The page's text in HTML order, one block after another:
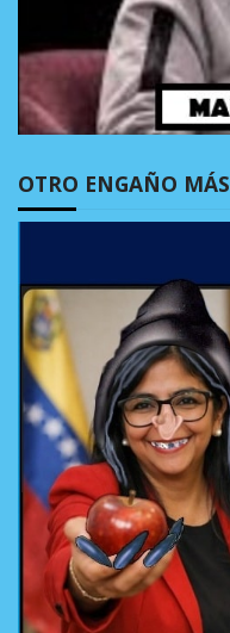
OTRO ENGAÑO MÁS